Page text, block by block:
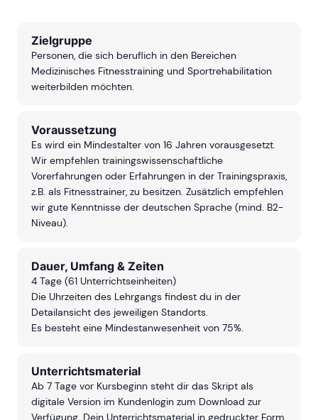
und hervorzuheben ist. Die
Ausbildung bei der ASG
würde ich jedem, der sich
Zielgruppe
Personen, die sich beruflich in den Bereichen
Medizinisches Fitnesstraining und Sportrehabilitation
weiterbilden möchten.
Voraussetzung
Es wird ein Mindestalter von 16 Jahren vorausgesetzt.
Wir empfehlen trainingswissenschaftliche
Vorerfahrungen oder Erfahrungen in der Trainingspraxis,
z.B. als Fitnesstrainer, zu besitzen. Zusätzlich empfehlen
wir gute Kenntnisse der deutschen Sprache (mind. B2-
Niveau).
Dauer, Umfang & Zeiten
4 Tage (61 Unterrichtseinheiten)
Die Uhrzeiten des Lehrgangs findest du in der
Detailansicht des jeweiligen Standorts.
Es besteht eine Mindestanwesenheit von 75%.
Unterrichtsmaterial
Ab 7 Tage vor Kursbeginn steht dir das Skript als
digitale Version im Kundenlogin zum Download zur
Verfügung. Dein Unterrichtsmaterial in gedruckter Form